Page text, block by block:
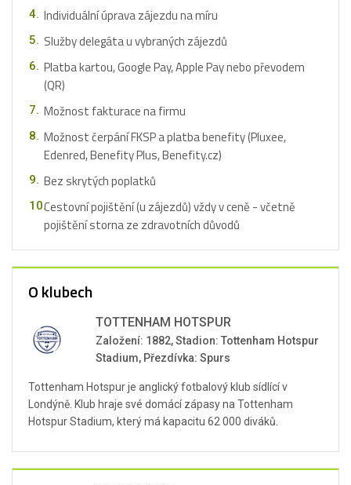
Individuální úprava zájezdu na míru
Služby delegáta u vybraných zájezdů
Platba kartou, Google Pay, Apple Pay nebo převodem
(QR)
Možnost fakturace na firmu
Možnost čerpání FKSP a platba benefity (Pluxee,
Edenred, Benefity Plus, Benefity.cz)
Bez skrytých poplatků
Cestovní pojištění (u zájezdů) vždy v ceně - včetně
pojištění storna ze zdravotních důvodů
O klubech
TOTTENHAM HOTSPUR
Založení: 1882, Stadion: Tottenham Hotspur
Stadium, Přezdívka: Spurs
Tottenham Hotspur je anglický fotbalový klub sídlící v
Londýně. Klub hraje své domácí zápasy na Tottenham
Hotspur Stadium, který má kapacitu 62 000 diváků.